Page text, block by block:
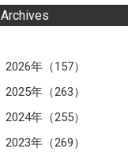
Archives
2026年（157）
2025年（263）
2024年（255）
2023年（269）